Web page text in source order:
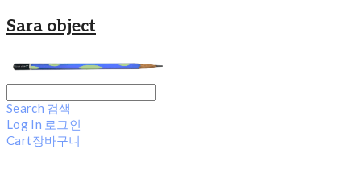
Sara object
Search 검색
Log In 로그인
Cart장바구니